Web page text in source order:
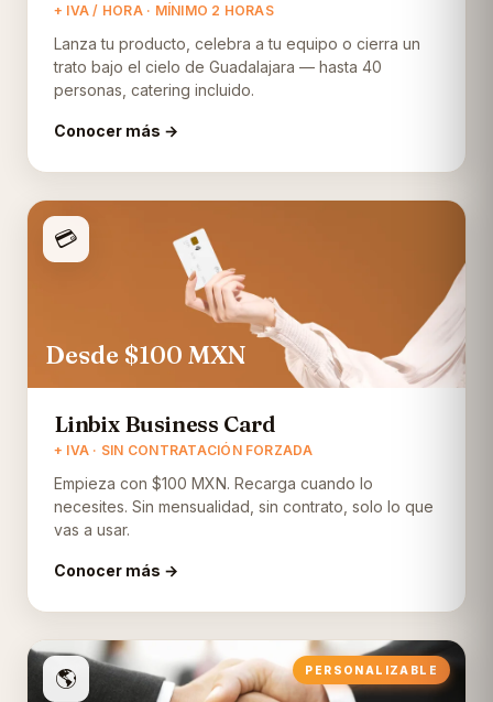
+ IVA / HORA · MÍNIMO 2 HORAS
Lanza tu producto, celebra a tu equipo o cierra un
trato bajo el cielo de Guadalajara — hasta 40
personas, catering incluido.
Conocer más →
💳
Desde $100 MXN
Linbix Business Card
+ IVA · SIN CONTRATACIÓN FORZADA
Empieza con $100 MXN. Recarga cuando lo
necesites. Sin mensualidad, sin contrato, solo lo que
vas a usar.
Conocer más →
PERSONALIZABLE
🌎